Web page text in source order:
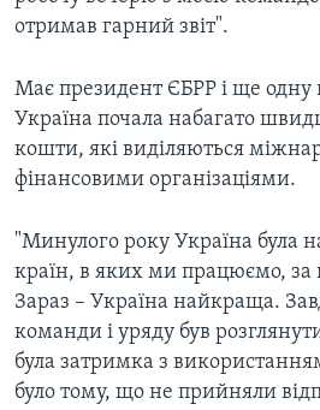
отримав гарний звіт".
Має президент ЄБРР і ще одну
Україна почала набагато
кошти, які виділяються
фінансовими організаціями.
"Минулого року Україна була
країн, в яких ми працюємо,
Зараз – Україна найкраща.
команди і уряду був
була затримка з
було тому, що не прийняли